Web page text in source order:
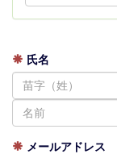
氏名
メールアドレス